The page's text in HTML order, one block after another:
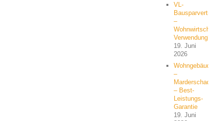
VL-
Bausparvertrag
–
Verwendung?
19. Juni
2026
Wohngebäude
–
Marderschaden
– Best-
Leistungs-
Garantie
19. Juni